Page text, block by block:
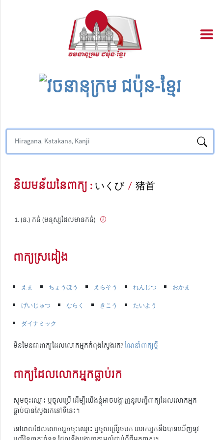
និយមន័យនៃពាក្យ :いくび / 猪首
(ន.) កធំ (មនុស្សដែលមានកធំ)
ពាក្យស្រដៀង
えま ちょうほう えらそう れんじつ
おかま
げいじゅつ
ならく きこう
たいよう
ダイナミック
មិនមែនជាពាក្យដែលលោកអ្នកកំពុងស្វែងរក?ណែនាំពាក្យថ្មី
ពាក្យដែលលោកអ្នកធ្លាប់រក
សូមចុះឈ្មោះ ឬចូលប្រើ ដើម្បីយើងខ្ញុំអាចបង្ហាញនូវបញ្ជីពាក្យដែលលោកអ្នក
ធ្លាប់បានស្វែងរកនៅទីនេះ។
នៅពេលដែលលោកអ្នកចុះឈ្មោះ ឬចូលប្រើរួចមក លោកអ្នកនឹងបានឃើញនូវ